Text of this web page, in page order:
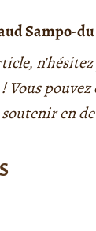
Sampo-
! Vous
en